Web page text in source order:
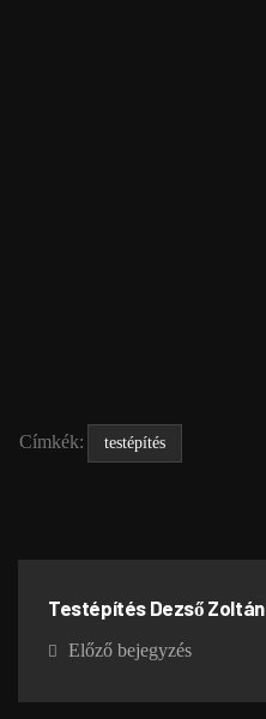
Címkék: testépítés
Testépítés Dezső Zoltán
Előző bejegyzés